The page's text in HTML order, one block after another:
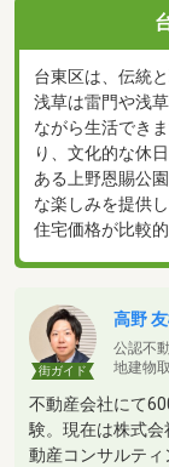
台東区は、伝統
浅草は雷門や浅
ながら生活でき
り、文化的な休
ある上野恩賜公
な楽しみを提供
住宅価格が比較
街ガイド
高野
公認不
地建物
不動産会社にて
験。現在は株式
動産コンサルティ